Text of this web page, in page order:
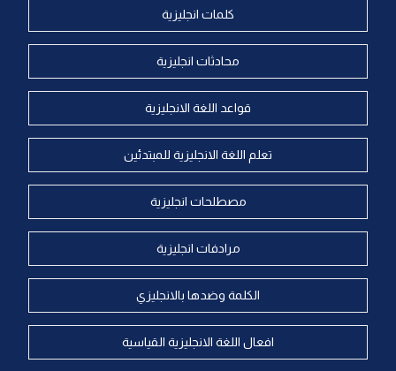
كلمات انجليزية
محادثات انجليزية
قواعد اللغة الانجليزية
تعلم اللغة الانجليزية للمبتدئين
مصطلحات انجليزية
مرادفات انجليزية
الكلمة وضدها بالانجليزي
افعال اللغة الانجليزية القياسية